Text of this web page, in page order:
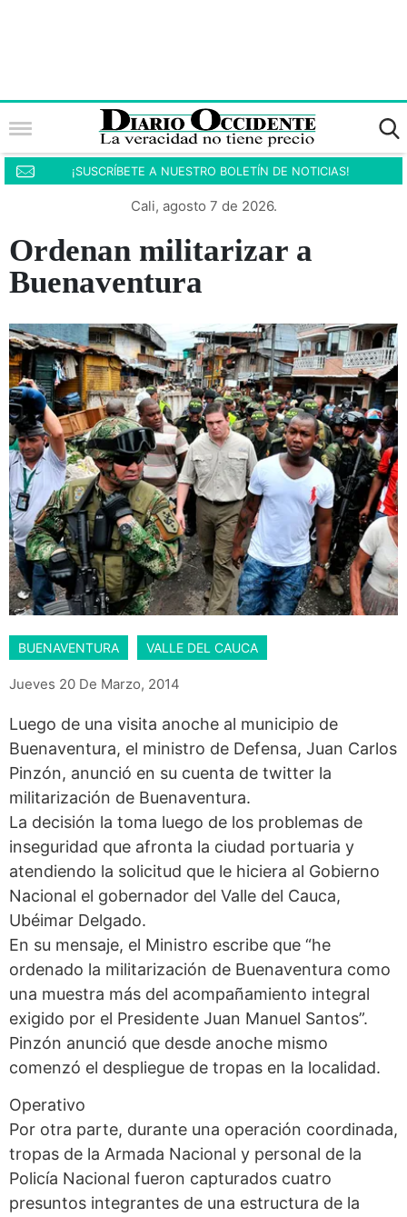
¡SUSCRÍBETE A NUESTRO BOLETÍN DE NOTICIAS!
Cali, agosto 7 de 2026.
Ordenan militarizar a
Buenaventura
BUENAVENTURA VALLE DEL CAUCA
Jueves 20 De Marzo, 2014
Luego de una visita anoche al municipio de
Buenaventura, el ministro de Defensa, Juan Carlos
Pinzón, anunció en su cuenta de twitter la
militarización de Buenaventura.
La decisión la toma luego de los problemas de
inseguridad que afronta la ciudad portuaria y
atendiendo la solicitud que le hiciera al Gobierno
Nacional el gobernador del Valle del Cauca,
Ubéimar Delgado.
En su mensaje, el Ministro escribe que “he
ordenado la militarización de Buenaventura como
una muestra más del acompañamiento integral
exigido por el Presidente Juan Manuel Santos”.
Pinzón anunció que desde anoche mismo
comenzó el despliegue de tropas en la localidad.
Operativo
Por otra parte, durante una operación coordinada,
tropas de la Armada Nacional y personal de la
Policía Nacional fueron capturados cuatro
presuntos integrantes de una estructura de la